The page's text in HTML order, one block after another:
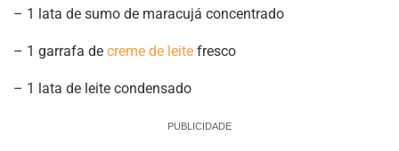
– 1 lata de sumo de maracujá concentrado
– 1 garrafa de creme de leite fresco
– 1 lata de leite condensado
PUBLICIDADE